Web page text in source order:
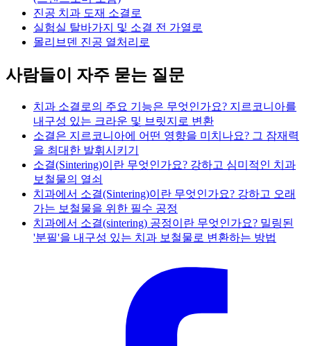
진공 치과 도재 소결로
실험실 탈바가지 및 소결 전 가열로
몰리브덴 진공 열처리로
사람들이 자주 묻는 질문
치과 소결로의 주요 기능은 무엇인가요? 지르코니아를
내구성 있는 크라운 및 브릿지로 변환
소결은 지르코니아에 어떤 영향을 미치나요? 그 잠재력
을 최대한 발휘시키기
소결(Sintering)이란 무엇인가요? 강하고 심미적인 치과
보철물의 열쇠
치과에서 소결(Sintering)이란 무엇인가요? 강하고 오래
가는 보철물을 위한 필수 공정
치과에서 소결(sintering) 공정이란 무엇인가요? 밀링된
'분필'을 내구성 있는 치과 보철물로 변환하는 방법